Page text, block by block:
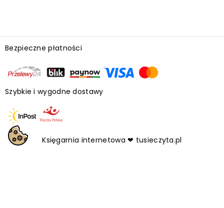
Bezpieczne płatności
Szybkie i wygodne dostawy
Księgarnia internetowa ❤ tusieczyta.pl